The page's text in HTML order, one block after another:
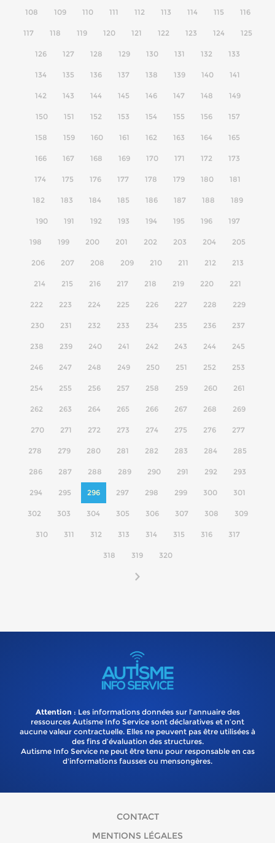
108 109 110 111 112 113 114 115 116
117 118 119 120 121 122 123 124 125
126 127 128 129 130 131 132 133
134 135 136 137 138 139 140 141
142 143 144 145 146 147 148 149
150 151 152 153 154 155 156 157
158 159 160 161 162 163 164 165
166 167 168 169 170 171 172 173
174 175 176 177 178 179 180 181
182 183 184 185 186 187 188 189
190 191 192 193 194 195 196 197
198 199 200 201 202 203 204 205
206 207 208 209 210 211 212 213
214 215 216 217 218 219 220 221
222 223 224 225 226 227 228 229
230 231 232 233 234 235 236 237
238 239 240 241 242 243 244 245
246 247 248 249 250 251 252 253
254 255 256 257 258 259 260 261
262 263 264 265 266 267 268 269
270 271 272 273 274 275 276 277
278 279 280 281 282 283 284 285
286 287 288 289 290 291 292 293
294 295 296 297 298 299 300 301
302 303 304 305 306 307 308 309
310 311 312 313 314 315 316 317
318 319 320
Attention : Les informations données sur l’annuaire des
ressources Autisme Info Service sont déclaratives et n’ont
aucune valeur contractuelle. Elles ne peuvent pas être utilisées à
des fins d’évaluation des structures.
Autisme Info Service ne peut être tenu pour responsable en cas
d'informations fausses ou mensongères.
CONTACT
MENTIONS LÉGALES